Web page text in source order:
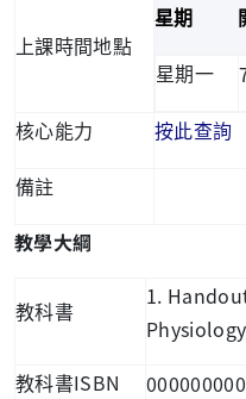
上課時間地點
星期
星期一
核心能力 按此查詢
備註
教學大綱
教科書
1.
教科書ISBN